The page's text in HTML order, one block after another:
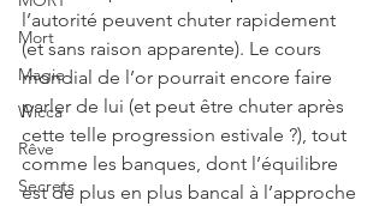
Mort
Magie
Wicca
Rêve
Secrets
l’autorité peuvent chuter rapidement
(et sans raison apparente). Le cours
mondial de l’or pourrait encore faire
parler de lui (et peut être chuter après
cette telle progression estivale ?), tout
comme les banques, dont l’équilibre
est de plus en plus bancal à l’approche